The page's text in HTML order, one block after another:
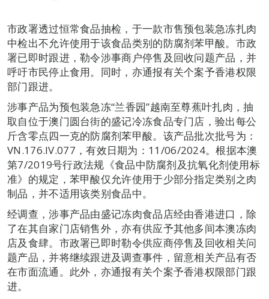
市政署透过恒常食品抽检，于一款市售预包装急冻扎肉
中检出不允许使用于该食品类别的防腐剂苯甲酸。市政
署已即时跟进，勒令涉事商户停售及回收问题产品，并
呼吁市民停止食用。同时，亦通报有关个案予香港权限
部门跟进。
涉事产品为预包装急冻“兰香园”越南至尊蕉叶扎肉，抽
取自位于澳门圆台街的盛记冷冻食品专门店，验出每公
斤含零点四一克的防腐剂苯甲酸。该产品批次批号为：
VN.176.IV.077，有效日期为：11/06/2024。根据本澳
第7/2019号行政法规《食品中防腐剂及抗氧化剂使用标
准》的规定，苯甲酸仅允许使用于少部分指定类别之肉
制品，并不适用该类别食品中。
经调查，涉事产品由盛记冻肉食品店经由香港进口，除
了在其自家门店销售外，亦有供应予其他多间本澳冻肉
店及食肆。市政署已即时勒令供应商停售及回收相关问
题产品，并将继续跟进及调查事件，留意相关产品有否
在市面流通。此外，亦通报有关个案予香港权限部门跟
进。